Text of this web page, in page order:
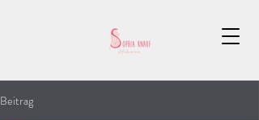
Beitrag